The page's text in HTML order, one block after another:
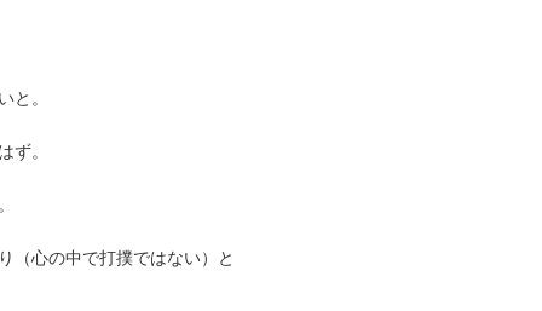
と。
ず。
（心の中で打撲ではない）と